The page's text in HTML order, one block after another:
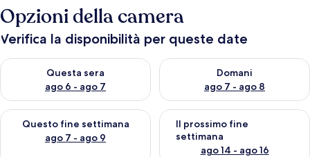
Opzioni della camera
Verifica la disponibilità per queste date
Questa sera
ago 6 - ago 7
Verifica la disponibilità per questa sera, ago 6 - ago 7
Domani
ago 7 - ago 8
Verifica la disponibilità per
Questo fine settimana
ago 7 - ago 9
Verifica la disponibilità per questo fine settimana, ago 7 - ago
Il prossimo fine
settimana
ago 14 - ago 16
Verifica la disponibilità per il